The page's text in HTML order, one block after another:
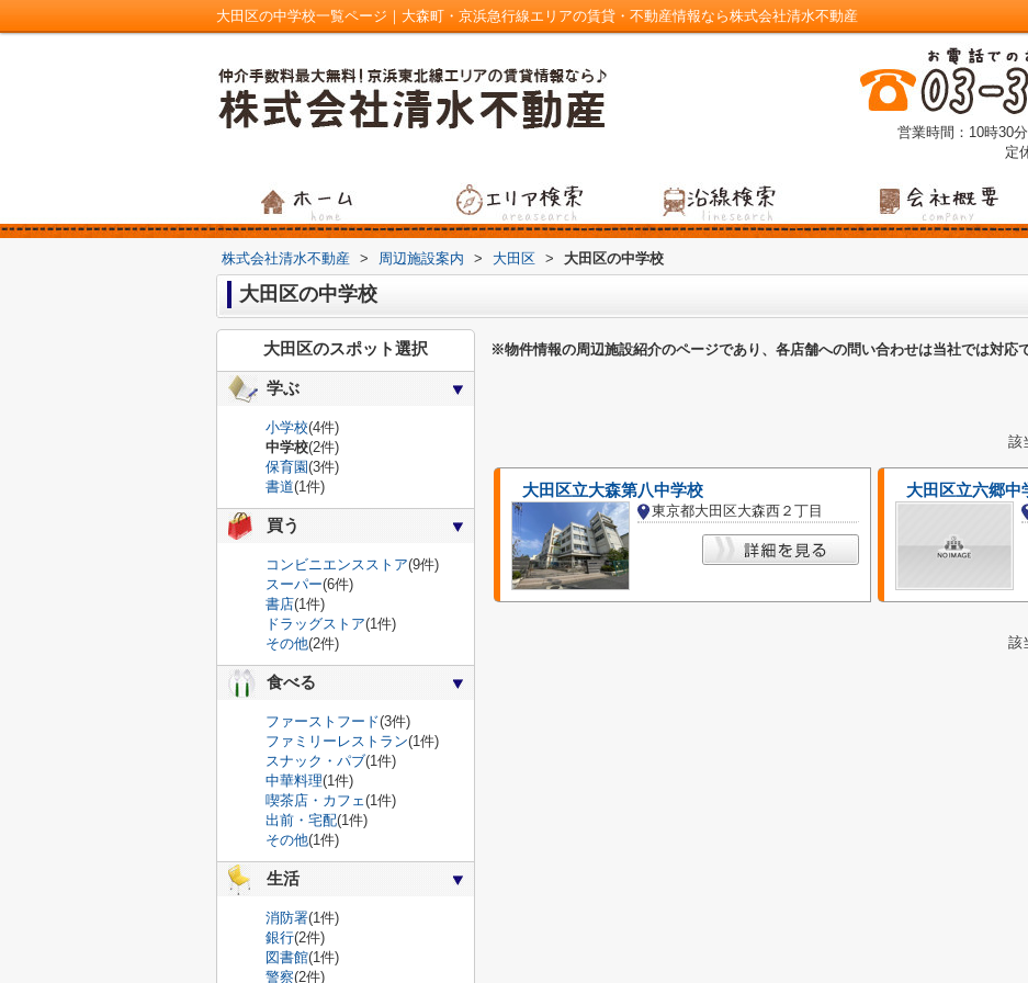
大田区の中学校一覧ページ｜大森町・京浜急行線エリアの賃貸・不動産情報なら株式会社清水不動産
営業時間：10時30
定
株式会社清水不動産 > 周辺施設案内 > 大田区 > 大田区の中学校
大田区の中学校
※物件情報の周辺施設紹介のページであり、各店舗への問い合わせは当社では対応
該
大田区立大森第八中学校
東京都大田区大森西２丁目
大田区立六郷中
該
大田区のスポット選択
学ぶ
小学校(4件)
中学校(2件)
保育園(3件)
書道(1件)
買う
コンビニエンスストア(9件)
スーパー(6件)
書店(1件)
ドラッグストア(1件)
その他(2件)
食べる
ファーストフード(3件)
ファミリーレストラン(1件)
スナック・パブ(1件)
中華料理(1件)
喫茶店・カフェ(1件)
出前・宅配(1件)
その他(1件)
生活
消防署(1件)
銀行(2件)
図書館(1件)
警察(2件)